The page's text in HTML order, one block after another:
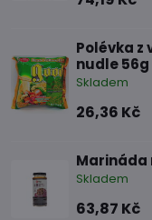
Polévka z
nudle 56g
Skladem
26,36 Kč
Marináda
Skladem
63,87 Kč